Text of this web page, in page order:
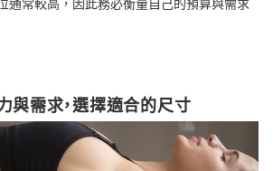
通常較高，因此務必衡量自己的預算與需求
與需求，選擇適合的尺寸